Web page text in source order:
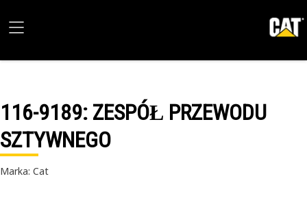
116-9189: ZESPÓŁ PRZEWODU
SZTYWNEGO
Marka: Cat